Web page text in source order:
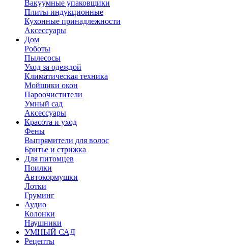
Вакуумные упаковщики
Плиты индукционные
Кухонные принадлежности
Аксессуары
Дом
Роботы
Пылесосы
Уход за одеждой
Климатическая техника
Мойщики окон
Пароочистители
Умный сад
Аксессуары
Красота и уход
Фены
Выпрямители для волос
Бритье и стрижка
Для питомцев
Поилки
Автокормушки
Лотки
Груминг
Аудио
Колонки
Наушники
УМНЫЙ САД
Рецепты